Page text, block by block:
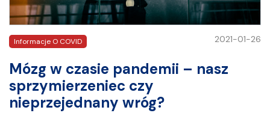
Informacje O COVID 2021-01-26
Mózg w czasie pandemii – nasz
sprzymierzeniec czy
nieprzejednany wróg?